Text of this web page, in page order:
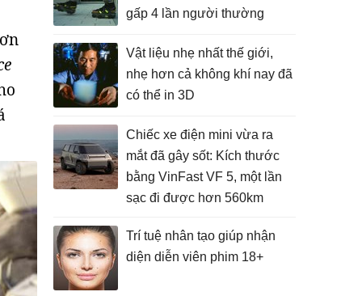
gấp 4 lần người thường
Vật liệu nhẹ nhất thế giới,
nhẹ hơn cả không khí nay đã
có thể in 3D
Chiếc xe điện mini vừa ra
mắt đã gây sốt: Kích thước
bằng VinFast VF 5, một lần
sạc đi được hơn 560km
Trí tuệ nhân tạo giúp nhận
diện diễn viên phim 18+